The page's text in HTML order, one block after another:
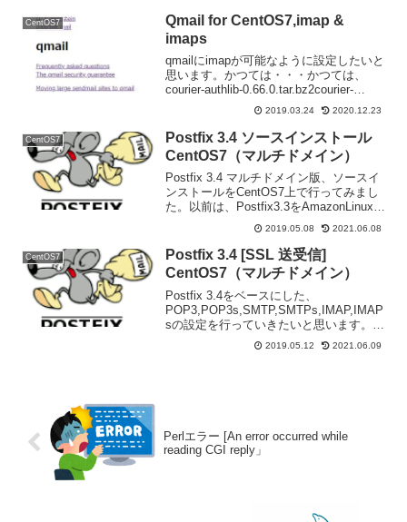
CentOS7
Qmail for CentOS7,imap &
imaps
qmailにimapが可能なように設定したいと
思います。かつては・・・かつては、
courier-authlib-0.66.0.tar.bz2courier-
authlib-0.60.2.tar.bz2courier-imap-
2019.03.24 2020.12.23
CentOS7
Postfix 3.4 ソースインストール
CentOS7（マルチドメイン）
Postfix 3.4 マルチドメイン版、ソースイ
ンストールをCentOS7上で行ってみまし
た。以前は、Postfix3.3をAmazonLinux2
に入れてチェックしました。（Postfix
3.3 on Amazon Linux 2 ソ...
2019.05.08 2021.06.08
CentOS7
Postfix 3.4 [SSL 送受信]
CentOS7（マルチドメイン）
Postfix 3.4をベースにした、
POP3,POP3s,SMTP,SMTPs,IMAP,IMAP
sの設定を行っていきたいと思います。
↑CentOS Stream8版Postfix 3.4
CentOS7（マルチドメイン）の続きにな
2019.05.12 2021.06.09
Perlエラー [An error occurred while
reading CGI reply」